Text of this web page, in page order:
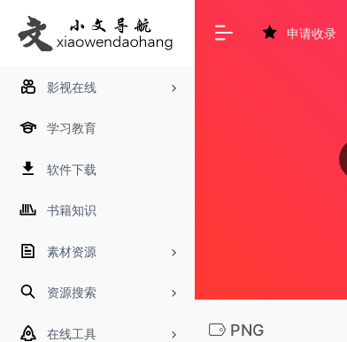
影视在线
学习教育
软件下载
书籍知识
素材资源
资源搜索
在线工具
申请收录
PNG